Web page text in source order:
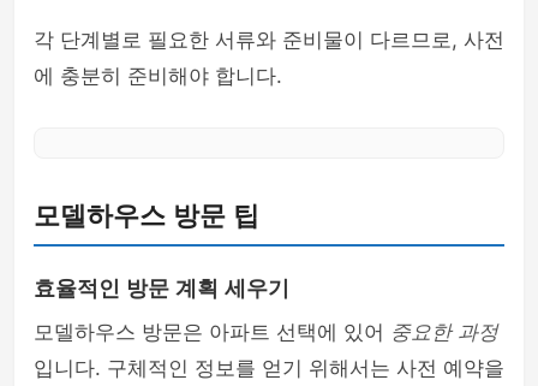
각 단계별로 필요한 서류와 준비물이 다르므로, 사전
에 충분히 준비해야 합니다.
모델하우스 방문 팁
효율적인 방문 계획 세우기
모델하우스 방문은 아파트 선택에 있어 중요한 과정
입니다. 구체적인 정보를 얻기 위해서는 사전 예약을